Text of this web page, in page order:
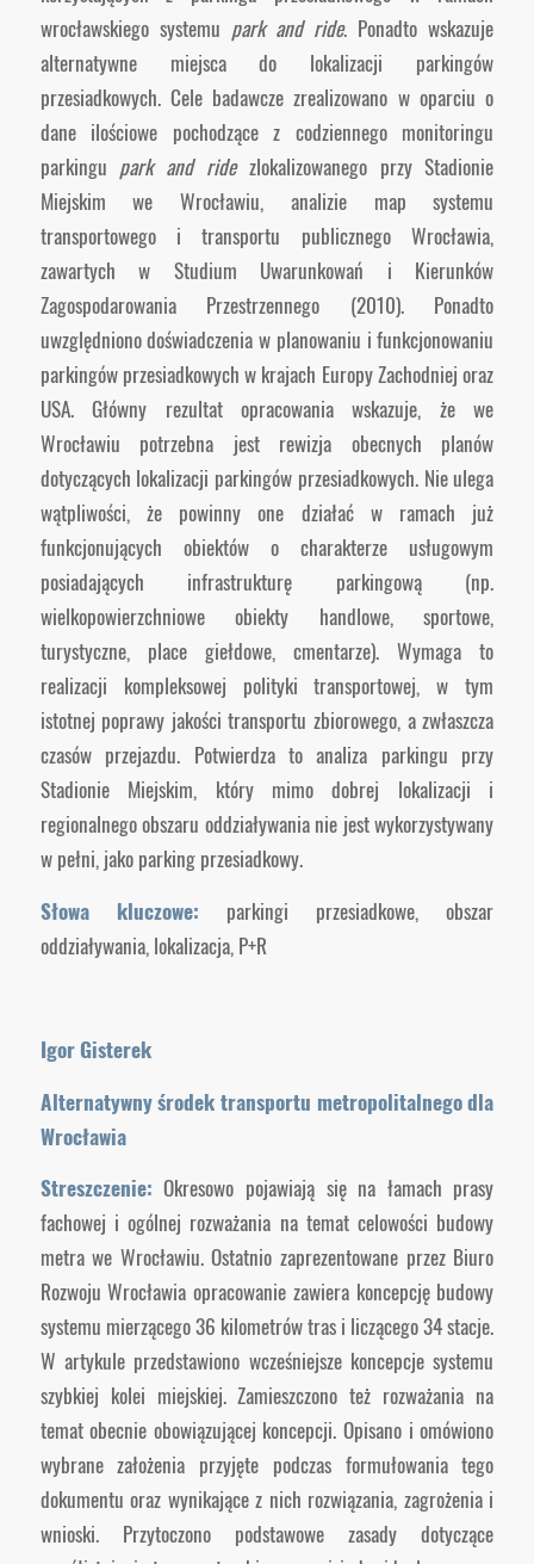
wrocławskiego systemu park and ride. Ponadto wskazuje
alternatywne miejsca do lokalizacji parkingów
przesiadkowych. Cele badawcze zrealizowano w oparciu o
dane ilościowe pochodzące z codziennego monitoringu
parkingu park and ridezlokalizowanego przy Stadionie
Miejskim we Wrocławiu, analizie map systemu
transportowego i transportu publicznego Wrocławia,
zawartych w Studium Uwarunkowań i Kierunków
Zagospodarowania Przestrzennego (2010). Ponadto
uwzględniono doświadczenia w planowaniu i funkcjonowaniu
parkingów przesiadkowych w krajach Europy Zachodniej oraz
USA. Główny rezultat opracowania wskazuje, że we
Wrocławiu potrzebna jest rewizja obecnych planów
dotyczących lokalizacji parkingów przesiadkowych. Nie ulega
wątpliwości, że powinny one działać w ramach już
funkcjonujących obiektów o charakterze usługowym
posiadających infrastrukturę parkingową (np.
wielkopowierzchniowe obiekty handlowe, sportowe,
turystyczne, place giełdowe, cmentarze). Wymaga to
realizacji kompleksowej polityki transportowej, w tym
istotnej poprawy jakości transportu zbiorowego, a zwłaszcza
czasów przejazdu. Potwierdza to analiza parkingu przy
Stadionie Miejskim, który mimo dobrej lokalizacji i
regionalnego obszaru oddziaływania nie jest wykorzystywany
w pełni, jako parking przesiadkowy.
Słowa kluczowe: parkingi przesiadkowe, obszar
oddziaływania, lokalizacja, P+R
Igor Gisterek
Alternatywny środek transportu metropolitalnego dla
Wrocławia
Streszczenie:Okresowo pojawiają się na łamach prasy
fachowej i ogólnej rozważania na temat celowości budowy
metra we Wrocławiu. Ostatnio zaprezentowane przez Biuro
Rozwoju Wrocławia opracowanie zawiera koncepcję budowy
systemu mierzącego 36 kilometrów tras i liczącego 34 stacje.
W artykule przedstawiono wcześniejsze koncepcje systemu
szybkiej kolei miejskiej. Zamieszczono też rozważania na
temat obecnie obowiązującej koncepcji. Opisano i omówiono
wybrane założenia przyjęte podczas formułowania tego
dokumentu oraz wynikające z nich rozwiązania, zagrożenia i
wnioski. Przytoczono podstawowe zasady dotyczące